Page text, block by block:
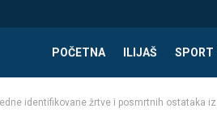
POČETNA ILIJAŠ SPORT
identifikovane žrtve i posmrtnih ostataka